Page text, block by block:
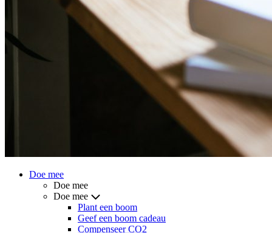
Doe mee
Doe mee
Doe mee
Plant een boom
Geef een boom cadeau
Compenseer CO2